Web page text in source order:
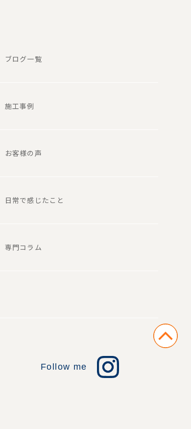
ブログ一覧
施工事例
お客様の声
日常で感じたこと
専門コラム
Follow me